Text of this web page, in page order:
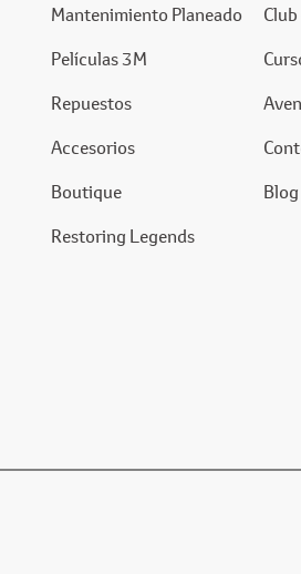
Mantenimiento Planeado
Películas 3M
Repuestos
Accesorios
Boutique
Restoring Legends
Blog